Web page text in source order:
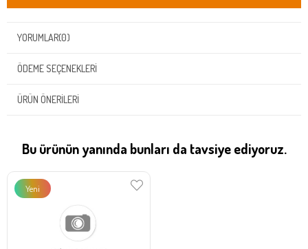
YORUMLAR(0)
ÖDEME SEÇENEKLERI
ÜRÜN ÖNERILERI
Bu ürünün yanında bunları da tavsiye ediyoruz.
Yeni